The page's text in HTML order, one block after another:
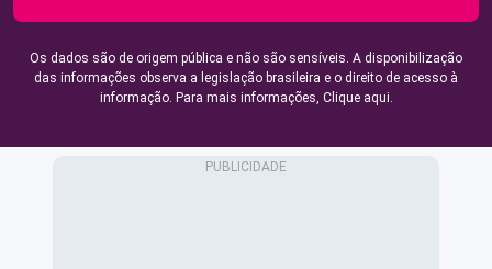
Os dados são de origem pública e não são sensíveis. A disponibilização
das informações observa a legislação brasileira e o direito de acesso à
informação. Para mais informações, Clique aqui.